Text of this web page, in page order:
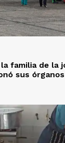
familia de la
sus órganos